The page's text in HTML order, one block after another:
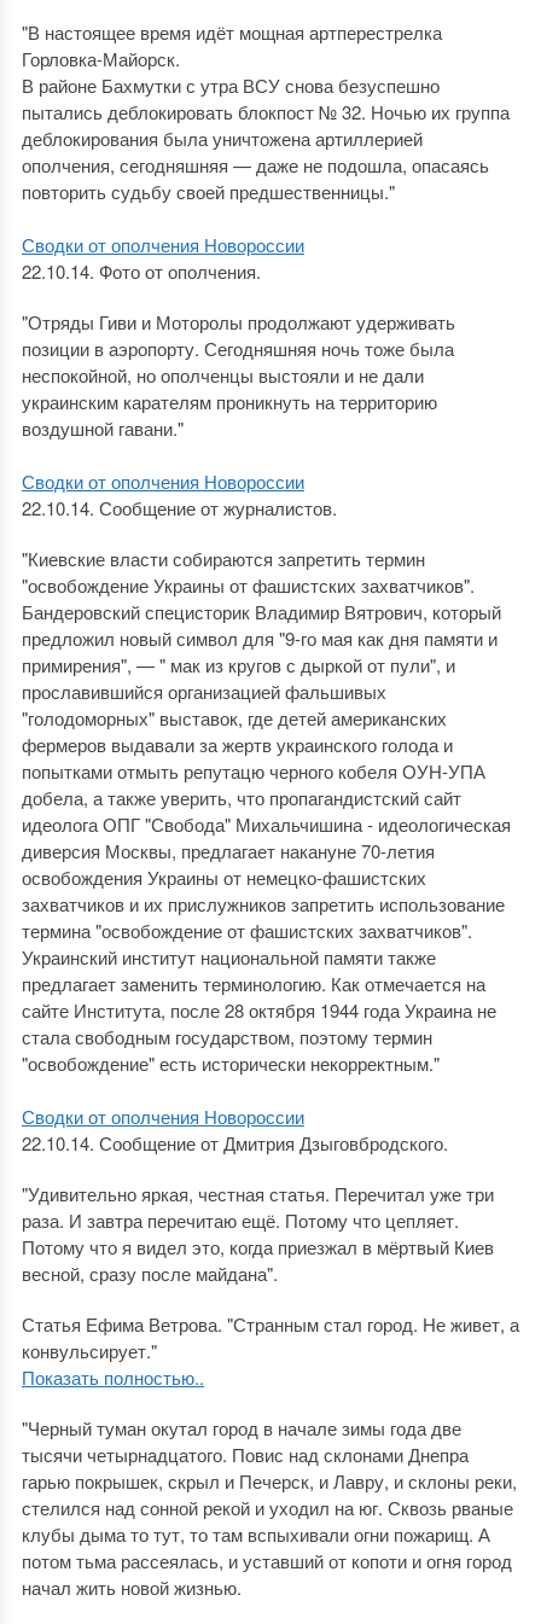
"В настоящее время идёт мощная артперестрелка
Горловка-Майорск.
В районе Бахмутки с утра ВСУ снова безуспешно
пытались деблокировать блокпост № 32. Ночью их группа
деблокирования была уничтожена артиллерией
ополчения, сегодняшняя — даже не подошла, опасаясь
повторить судьбу своей предшественницы."
Сводки от ополчения Новороссии
22.10.14. Фото от ополчения.
"Отряды Гиви и Моторолы продолжают удерживать
позиции в аэропорту. Сегодняшняя ночь тоже была
неспокойной, но ополченцы выстояли и не дали
украинским карателям проникнуть на территорию
воздушной гавани."
Сводки от ополчения Новороссии
22.10.14. Сообщение от журналистов.
"Киевские власти собираются запретить термин
"освобождение Украины от фашистских захватчиков".
Бандеровский специсторик Владимир Вятрович, который
предложил новый символ для "9-го мая как дня памяти и
примирения", — " мак из кругов с дыркой от пули", и
прославившийся организацией фальшивых
"голодоморных" выставок, где детей американских
фермеров выдавали за жертв украинского голода и
попытками отмыть репутацю черного кобеля ОУН-УПА
добела, а также уверить, что пропагандистский сайт
идеолога ОПГ "Свобода" Михальчишина - идеологическая
диверсия Москвы, предлагает накануне 70-летия
освобождения Украины от немецко-фашистских
захватчиков и их прислужников запретить использование
термина "освобождение от фашистских захватчиков".
Украинский институт национальной памяти также
предлагает заменить терминологию. Как отмечается на
сайте Института, после 28 октября 1944 года Украина не
стала свободным государством, поэтому термин
"освобождение" есть исторически некорректным."
Сводки от ополчения Новороссии
22.10.14. Сообщение от Дмитрия Дзыговбродского.
"Удивительно яркая, честная статья. Перечитал уже три
раза. И завтра перечитаю ещё. Потому что цепляет.
Потому что я видел это, когда приезжал в мёртвый Киев
весной, сразу после майдана".
Статья Ефима Ветрова. "Странным стал город. Не живет, а
конвульсирует."
Показать полностью..
"Черный туман окутал город в начале зимы года две
тысячи четырнадцатого. Повис над склонами Днепра
гарью покрышек, скрыл и Печерск, и Лавру, и склоны реки,
стелился над сонной рекой и уходил на юг. Сквозь рваные
клубы дыма то тут, то там вспыхивали огни пожарищ. А
потом тьма рассеялась, и уставший от копоти и огня город
начал жить новой жизнью.